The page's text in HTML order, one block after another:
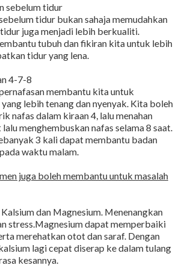
sebelum tidur
tidur bukan sahaja memudahkan
juga menjadi lebih berkualiti.
tubuh dan fikiran kita untuk lebih
tidur yang lena.
4-7-8
membantu kita untuk
lebih tenang dan nyenyak. Kita boleh
nafas dalam kiraan 4, lalu menahan
menghembuskan nafas selama 8 saat.
3 kali dapat membantu badan
waktu malam.
juga boleh membantu untuk masalah
dan Magnesium. Menenangkan
stress.Magnesium dapat memperbaiki
merehatkan otot dan saraf. Dengan
lagi cepat diserap ke dalam tulang
kesannya.